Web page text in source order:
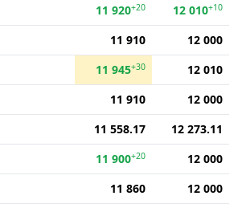
11 920+20 12 010+10
11 910
12 000
11 945+30
12 010
11 910
12 000
11 558.17
12 273.11
11 900+20
12 000
11 860
12 000